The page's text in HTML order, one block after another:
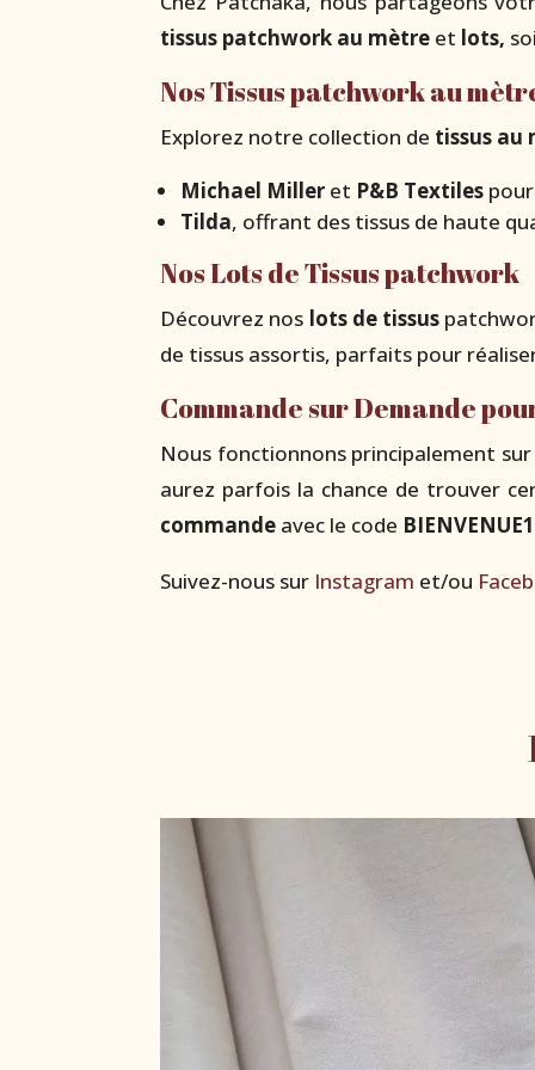
tissus patchwork au mètre et lots,
Nos Tissus patchwork au
Explorez notre collection de tissus au
Michael Miller et P&B Textiles
Tilda, offrant des tissus de haute
Nos Lots de Tissus patchwork
Découvrez nos lots de tissus
de tissus assortis, parfaits pour
Commande sur Demande
Nous fonctionnons principalement
aurez parfois la chance de trouver
commande avec le code
Suivez-nous sur Instagram et/ou